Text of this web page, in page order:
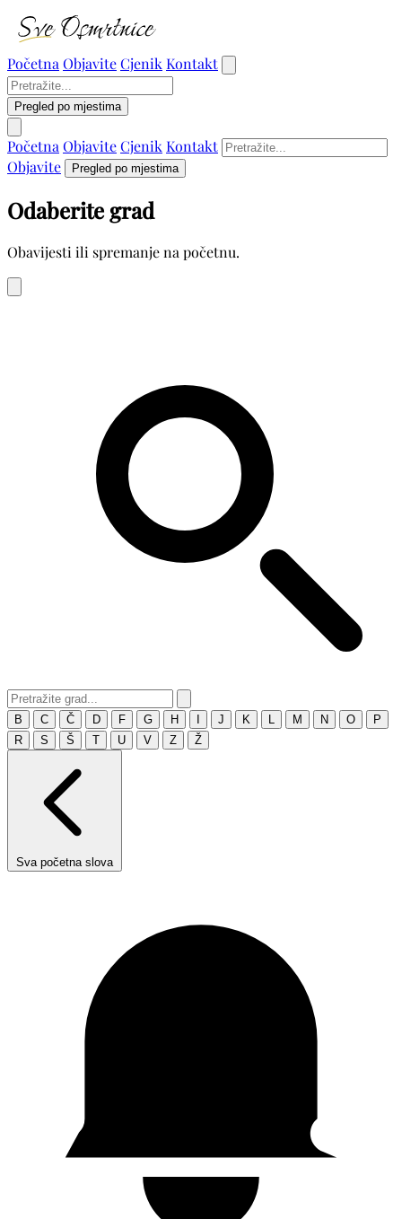
Početna ObjaviteCjenik Kontakt
Pregled po mjestima
Početna ObjaviteCjenik Kontakt
Objavite
Pregled po mjestima
Odaberite grad
Obavijesti ili spremanje na početnu.
B C Č D F G H J K M N O
P
R
S Š T U V Z Ž
Sva početna slova